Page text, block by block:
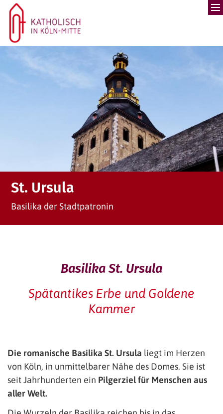
Zum Inhalt springen
St. Ursula
Basilika der Stadtpatronin
Basilika St. Ursula
Spätantikes Erbe und Goldene
Kammer
Die romanische Basilika St. Ursula liegt im Herzen
von Köln, in unmittelbarer Nähe des Domes. Sie ist
seit Jahrhunderten ein Pilgerziel für Menschen aus
aller Welt.